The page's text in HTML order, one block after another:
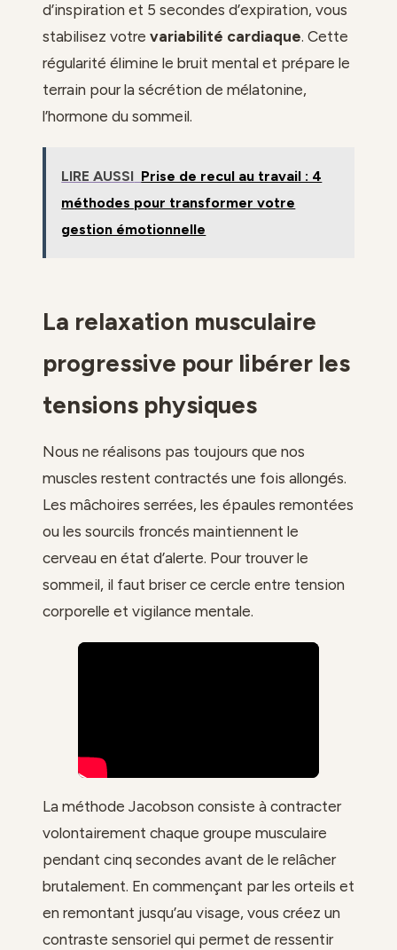
d’inspiration et 5 secondes d’expiration, vous
stabilisez votre variabilité cardiaque. Cette
régularité élimine le bruit mental et prépare le
terrain pour la sécrétion de mélatonine,
l’hormone du sommeil.
LIRE AUSSI Prise de recul au travail : 4
méthodes pour transformer votre
gestion émotionnelle
La relaxation musculaire
progressive pour libérer les
tensions physiques
Nous ne réalisons pas toujours que nos
muscles restent contractés une fois allongés.
Les mâchoires serrées, les épaules remontées
ou les sourcils froncés maintiennent le
cerveau en état d’alerte. Pour trouver le
sommeil, il faut briser ce cercle entre tension
corporelle et vigilance mentale.
La méthode Jacobson consiste à contracter
volontairement chaque groupe musculaire
pendant cinq secondes avant de le relâcher
brutalement. En commençant par les orteils et
en remontant jusqu’au visage, vous créez un
contraste sensoriel qui permet de ressentir